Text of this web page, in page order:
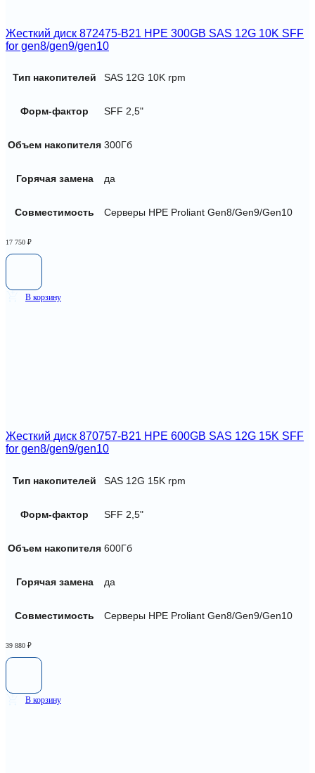
Жесткий диск 872475-B21 HPE 300GB SAS 12G 10K SFF
for gen8/gen9/gen10
Тип накопителей SAS 12G 10K rpm
Форм-фактор SFF 2,5"
Объем накопителя 300Гб
Горячая замена да
Совместимость Серверы HPE Proliant Gen8/Gen9/Gen10
17 750 ₽
В корзину
Жесткий диск 870757-B21 HPE 600GB SAS 12G 15K SFF
for gen8/gen9/gen10
Тип накопителей SAS 12G 15K rpm
Форм-фактор SFF 2,5"
Объем накопителя 600Гб
Горячая замена да
Совместимость Серверы HPE Proliant Gen8/Gen9/Gen10
39 880 ₽
В корзину